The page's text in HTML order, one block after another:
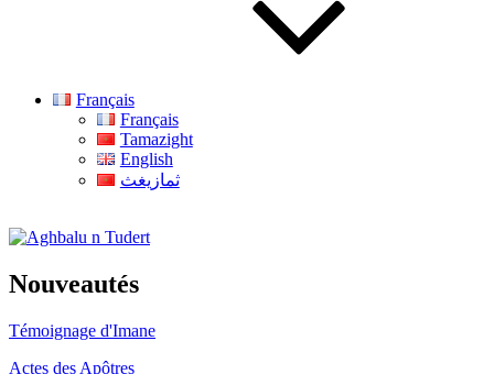
Français
Français
Tamazight
English
ثمازيغث
Aghbalu n Tudert
Nouveautés
Témoignage d'Imane
Actes des Apôtres